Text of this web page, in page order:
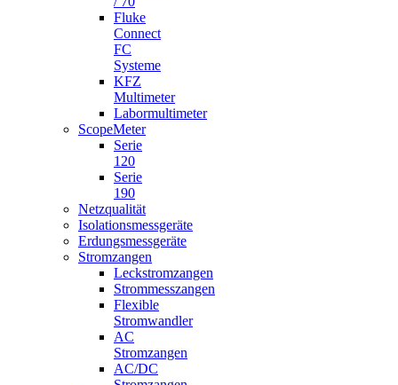
Fluke
Connect
FC
Systeme
KFZ
Multimeter
Labormultimeter
ScopeMeter
Serie
120
Serie
190
Netzqualität
Isolationsmessgeräte
Erdungsmessgeräte
Stromzangen
Leckstromzangen
Strommesszangen
Flexible
Stromwandler
AC
Stromzangen
AC/DC